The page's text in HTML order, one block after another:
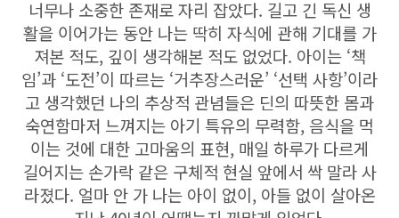
너무나 소중한 존재로 자리 잡았다. 길고 긴 독신 생
활을 이어가는 동안 나는 딱히 자식에 관해 기대를 가
져본 적도, 깊이 생각해본 적도 없었다. 아이는 ‘책
임’과 ‘도전’이 따르는 ‘거추장스러운’ ‘선택 사항’이라
고 생각했던 나의 추상적 관념들은 딘의 따뜻한 몸과
숙연함마저 느껴지는 아기 특유의 무력함, 음식을 먹
이는 것에 대한 고마움의 표현, 매일 하루가 다르게
길어지는 손가락 같은 구체적 현실 앞에서 싹 말라 사
라졌다. 얼마 안 가 나는 아이 없이, 아들 없이 살아온